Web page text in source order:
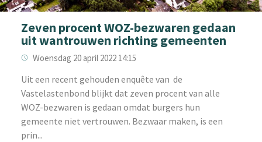
Zeven procent WOZ-bezwaren gedaan
uit wantrouwen richting gemeenten
Woensdag 20 april 2022 14:15
‌Uit een recent gehouden enquête van de
Vastelastenbond blijkt dat zeven procent van alle
WOZ-bezwaren is gedaan omdat burgers hun
gemeente niet vertrouwen. Bezwaar maken, is een
prin...